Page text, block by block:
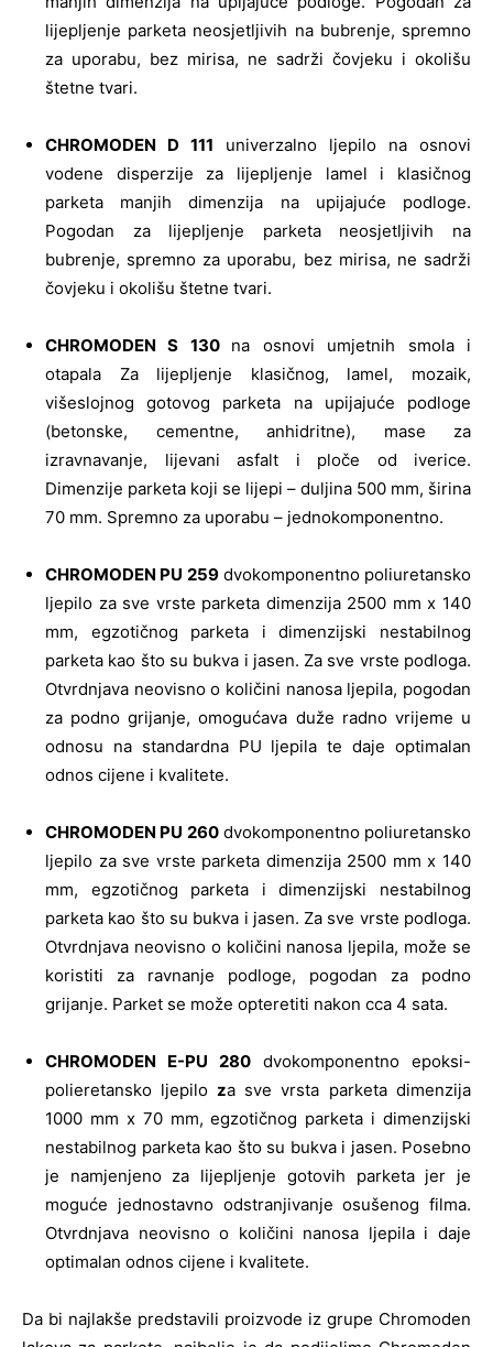
lijepljenje parketa neosjetljivih na bubrenje, spremno
za uporabu, bez mirisa, ne sadrži čovjeku i okolišu
štetne tvari.
CHROMODEN D 111 univerzalno ljepilo na osnovi
vodene disperzije za lijepljenje lamel i klasičnog
parketa manjih dimenzija na upijajuće podloge.
Pogodan za lijepljenje parketa neosjetljivih na
bubrenje, spremno za uporabu, bez mirisa, ne sadrži
čovjeku i okolišu štetne tvari.
CHROMODEN S 130 na osnovi umjetnih smola i
otapala Za lijepljenje klasičnog, lamel, mozaik,
višeslojnog gotovog parketa na upijajuće podloge
(betonske, cementne, anhidritne), mase za
izravnavanje, lijevani asfalt i ploče od iverice.
Dimenzije parketa koji se lijepi – duljina 500 mm, širina
70 mm. Spremno za uporabu – jednokomponentno.
CHROMODEN PU 259dvokomponentno poliuretansko
ljepilo za sve vrste parketa dimenzija 2500 mm x 140
mm, egzotičnog parketa i dimenzijski nestabilnog
parketa kao što su bukva i jasen. Za sve vrste podloga.
Otvrdnjava neovisno o količini nanosa ljepila, pogodan
za podno grijanje, omogućava duže radno vrijeme u
odnosu na standardna PU ljepila te daje optimalan
odnos cijene i kvalitete.
CHROMODEN PU 260dvokomponentno poliuretansko
ljepilo za sve vrste parketa dimenzija 2500 mm x 140
mm, egzotičnog parketa i dimenzijski nestabilnog
parketa kao što su bukva i jasen. Za sve vrste podloga.
Otvrdnjava neovisno o količini nanosa ljepila, može se
koristiti za ravnanje podloge, pogodan za podno
grijanje. Parket se može opteretiti nakon cca 4 sata.
CHROMODEN E-PU 280 dvokomponentno epoksi-
polieretansko ljepilo za sve vrsta parketa dimenzija
1000 mm x 70 mm, egzotičnog parketa i dimenzijski
nestabilnog parketa kao što su bukva i jasen. Posebno
je namjenjeno za lijepljenje gotovih parketa jer je
moguće jednostavno odstranjivanje osušenog filma.
Otvrdnjava neovisno o količini nanosa ljepila i daje
optimalan odnos cijene i kvalitete.
Da bi najlakše predstavili proizvode iz grupe Chromoden